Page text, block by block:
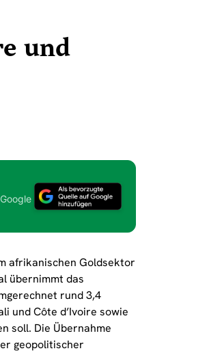
und
afrikanischen Goldsektor
übernimmt das
rund 3,4
und Côte d’Ivoire sowie
soll. Die Übernahme
geopolitischer